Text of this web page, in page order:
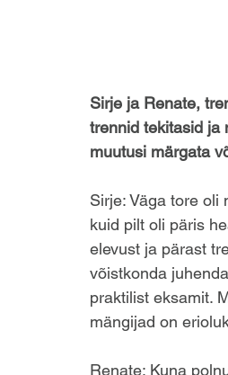
Sirje ja Renate,
trennid tekitasid ja
muutusi märgata
Sirje: Väga tore oli
kuid pilt oli päris
elevust ja pärast
võistkonda
praktilist eksamit.
mängijad on
Renate: Kuna